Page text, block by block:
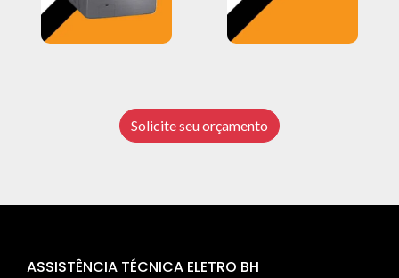
Solicite seu orçamento
ASSISTÊNCIA TÉCNICA ELETRO BH